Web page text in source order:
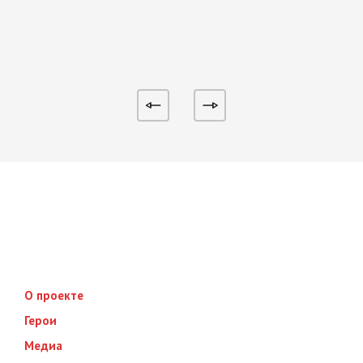
О проекте
Герои
Медиа